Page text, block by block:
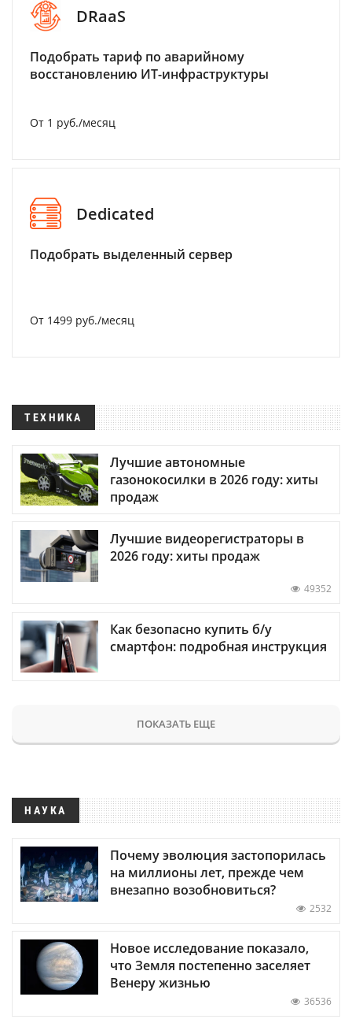
DRaaS
Подобрать тариф по аварийному
восстановлению ИТ-инфраструктуры
От 1 руб./месяц
Dedicated
Подобрать выделенный сервер
От 1499 руб./месяц
ТЕХНИКА
Лучшие автономные
газонокосилки в 2026 году: хиты
продаж
Лучшие видеорегистраторы в
2026 году: хиты продаж
49352
Как безопасно купить б/у
смартфон: подробная инструкция
ПОКАЗАТЬ ЕЩЕ
НАУКА
Почему эволюция застопорилась
на миллионы лет, прежде чем
внезапно возобновиться?
2532
Новое исследование показало,
что Земля постепенно заселяет
Венеру жизнью
36536